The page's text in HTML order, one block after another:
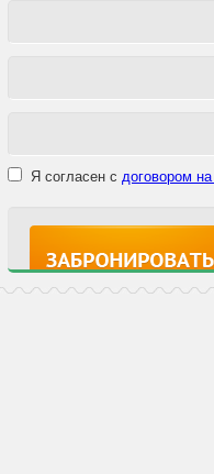
Я согласен с договором